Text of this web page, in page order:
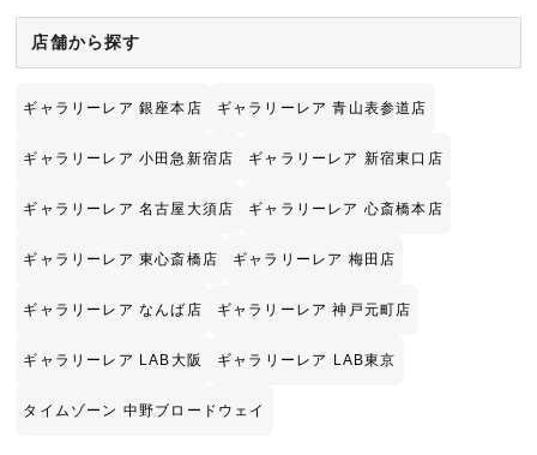
店舗から探す
ギャラリーレア 銀座本店 ギャラリーレア 青山表参道店
ギャラリーレア 小田急新宿店 ギャラリーレア 新宿東口店
ギャラリーレア 名古屋大須店 ギャラリーレア 心斎橋本店
ギャラリーレア 東心斎橋店 ギャラリーレア 梅田店
ギャラリーレア なんば店 ギャラリーレア 神戸元町店
ギャラリーレア LAB大阪 ギャラリーレア LAB東京
タイムゾーン 中野ブロードウェイ